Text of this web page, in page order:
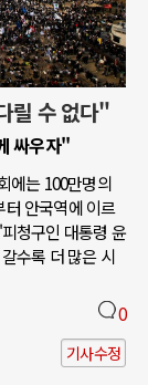
릴 수 없다"
싸우자"
에는 100만명의
안국역에 이르
청구인 대통령 윤
수록 더 많은 시
0
기사수정